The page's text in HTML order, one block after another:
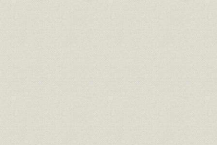
5 関東大震災とその影響
2 飛躍的発展 昭和2年(1927)~17年(1942)
1 冬の時代から大幅需要増の時代へ
2 発展への経緯
3 経営基盤強化の主要事項
4 海外への進出
5 新製品と新技術の開発